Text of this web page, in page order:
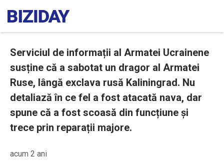
Serviciul de informații al Armatei Ucrainene
susține că a sabotat un dragor al Armatei
Ruse, lângă exclava rusă Kaliningrad. Nu
detaliază în ce fel a fost atacată nava, dar
spune că a fost scoasă din funcțiune și
trece prin reparații majore.
acum 2 ani